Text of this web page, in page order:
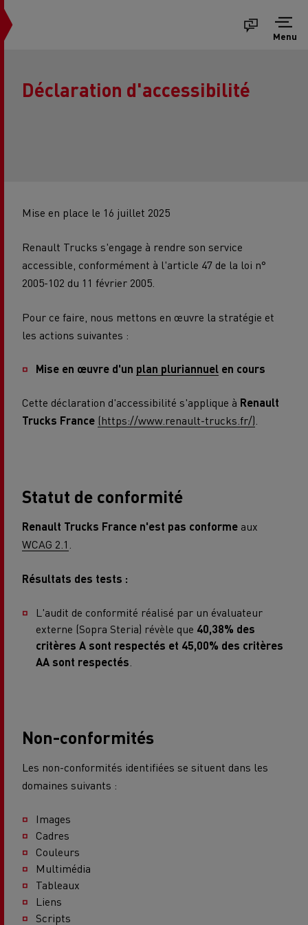
Menu
Déclaration d'accessibilité
Mise en place le 16 juillet 2025
Renault Trucks s'engage à rendre son service
accessible, conformément à l'article 47 de la loi n°
2005-102 du 11 février 2005.
Pour ce faire, nous mettons en œuvre la stratégie et
les actions suivantes :
Mise en œuvre d'un plan pluriannuel en cours
Cette déclaration d'accessibilité s'applique à Renault
Trucks France (https://www.renault-trucks.fr/)
Statut de conformité
Renault Trucks France n'est pas conforme aux
WCAG 2.1
Résultats des tests :
L'audit de conformité réalisé par un évaluateur
externe (Sopra Steria) révèle que 40,38% des
critères A sont respectés et 45,00% des critères
AA sont respectés
Non-conformités
Les non-conformités identifiées se situent dans les
domaines suivants :
Images
Cadres
Couleurs
Multimédia
Tableaux
Liens
Scripts